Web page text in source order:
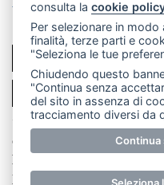
PER LA
© Copyright
E' proibita la
parziale di testi, articoli
consulta lacookie
Per selezionare in
finalità, terze parti e
"Seleziona le tue
Chiudendo questo
"Continua senza
del sito in assenza di
tracciamento diversi da
Continua